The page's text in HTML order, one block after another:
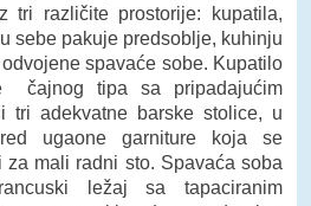
tri različite prostorije: kupatila,
sebe pakuje predsoblje, kuhinju
spavaće sobe. Kupatilo
čajnog tipa sa pripadajućim
tri adekvatne barske stolice, u
ugaone garniture koja se
za mali radni sto. Spavaća soba
ležaj sa tapaciranim